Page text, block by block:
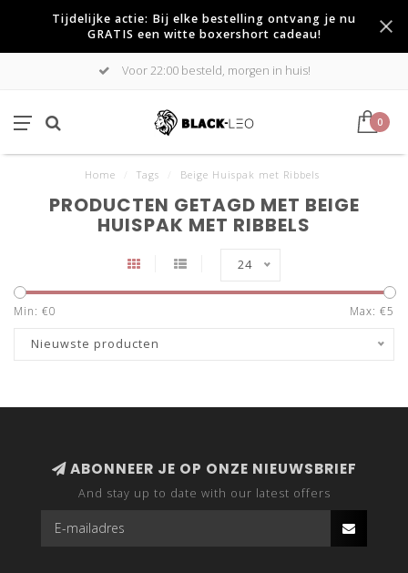
Tijdelijke actie: Bij elke bestelling ontvang je nu
GRATIS een witte boxershort cadeau!
Voor 22:00 besteld, morgen in huis!
0
Home Tags Beige Huispak met Ribbels
PRODUCTEN GETAGD MET BEIGE
HUISPAK MET RIBBELS
24
Min: €0 Max: €5
Nieuwste producten
ABONNEER JE OP ONZE NIEUWSBRIEF
And stay up to date with our latest offers